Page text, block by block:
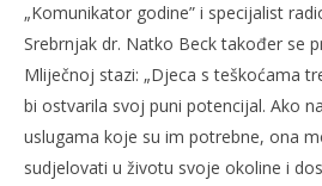
„Komunikator godine” i specijalist
Srebrnjak dr. Natko Beck također se
Mliječnoj stazi: „Djeca s teškoćama
bi ostvarila svoj puni potencijal. Ako
uslugama koje su im potrebne, ona
sudjelovati u životu svoje okoline i